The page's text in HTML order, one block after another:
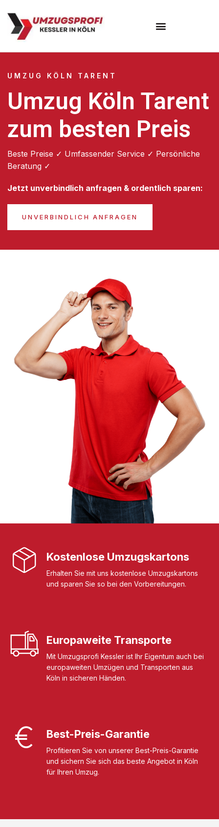
UMZUG KÖLN TARENT
Umzug Köln Tarent
zum besten Preis
Beste Preise ✓ Umfassender Service ✓ Persönliche
Beratung ✓
Jetzt unverbindlich anfragen & ordentlich sparen:
UNVERBINDLICH ANFRAGEN
Kostenlose Umzugskartons
Erhalten Sie mit uns kostenlose Umzugskartons
und sparen Sie so bei den Vorbereitungen.
Europaweite Transporte
Mit Umzugsprofi Kessler ist Ihr Eigentum auch bei
europaweiten Umzügen und Transporten aus
Köln in sicheren Händen.
Best-Preis-Garantie
Profitieren Sie von unserer Best-Preis-Garantie
und sichern Sie sich das beste Angebot in Köln
für Ihren Umzug.